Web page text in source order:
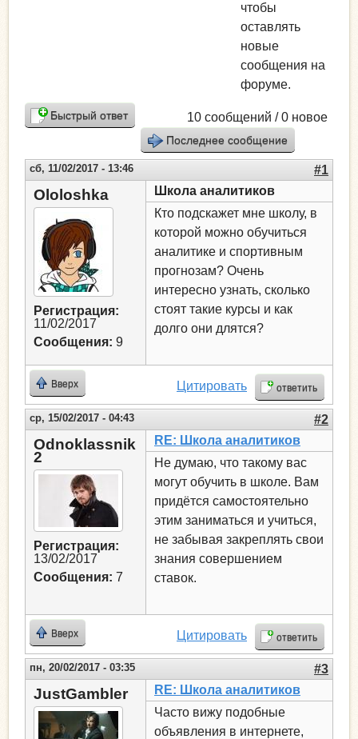
чтобы
оставлять
новые
сообщения на
форуме.
10 сообщений / 0 новое
Быстрый ответ
Последнее сообщение
сб, 11/02/2017 - 13:46 #1
Ololoshka
Регистрация:
11/02/2017
Сообщения: 9
Школа аналитиков
Кто подскажет мне школу, в
которой можно обучиться
аналитике и спортивным
прогнозам? Очень
интересно узнать, сколько
стоят такие курсы и как
долго они длятся?
Вверх Цитировать ответить
ср, 15/02/2017 - 04:43 #2
Odnoklassnik
2
Регистрация:
13/02/2017
Сообщения: 7
RE: Школа аналитиков
Не думаю, что такому вас
могут обучить в школе. Вам
придётся самостоятельно
этим заниматься и учиться,
не забывая закреплять свои
знания совершением
ставок.
Вверх Цитировать ответить
пн, 20/02/2017 - 03:35 #3
JustGambler
RE: Школа аналитиков
Часто вижу подобные
объявления в интернете,